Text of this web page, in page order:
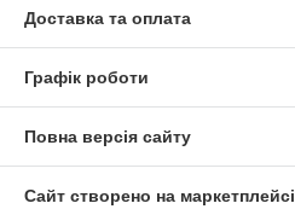
Доставка та оплата
Графік роботи
Повна версія сайту
Сайт створено на маркетплейсі